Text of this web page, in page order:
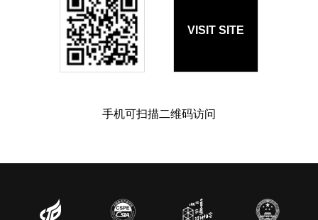
VISIT SITE
手机可扫描二维码访问